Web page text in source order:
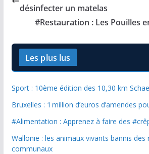
désinfecter un matelas
#Restauration : Les Pouilles
Les plus lus
Sport : 10ème édition des 10,30 km
Bruxelles : 1 million d’euros d’amendes
#Alimentation : Apprenez à faire des
Wallonie : les animaux vivants bannis des
communaux